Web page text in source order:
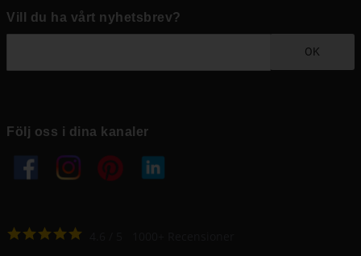
Vill du ha vårt nyhetsbrev?
OK
Följ oss i dina kanaler